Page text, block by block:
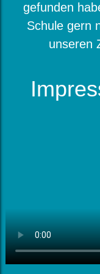
gefunden
Schule gern
unseren